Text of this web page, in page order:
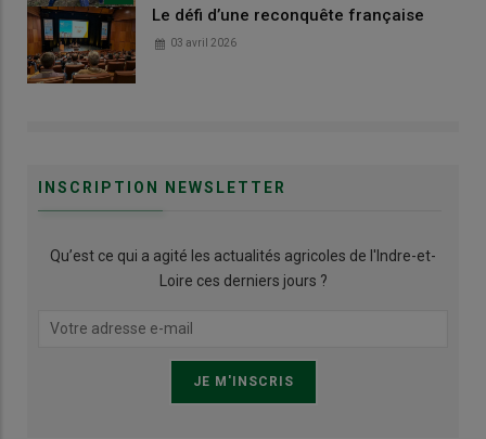
Le défi d’une reconquête française
03 avril 2026
INSCRIPTION NEWSLETTER
Qu’est ce qui a agité les actualités agricoles de l'Indre-et-
Loire ces derniers jours ?